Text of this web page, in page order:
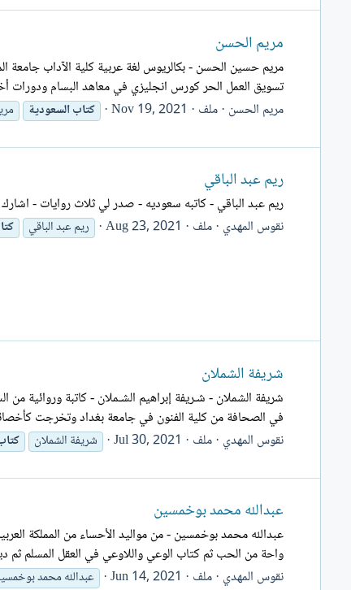
مريم الحسن
مريم حسين الحسن - بكالريوس لغة عربية كلية الآداب جامعة
تسويق العمل الحر كورس انجليزي في معاهد البسام ودورات
مريم الحسن ملف Nov 19, 2021 كتابالسعودية
ريم عبد الباقي
ريم عبد الباقي - كاتبه سعوديه - صدر لي ثلاث روايات -
نقوس المهدي ملف Aug 23, 2021 ريم عبد الباقي
شريفة الشملان
شريفة الشملان - شـريفة إبراهيم الشـملان - كاتبة
في الصحافة من كلية الفنون في جامعة بغداد وتخرجت
نقوس المهدي ملف Jul 30, 2021 شريفة الشملان
عبدالله محمد بوخمسين
واحة من الحب ثم كتاب الوعي واللاوعي في العقل المسلم ثم
نقوس المهدي ملف Jun 14, 2021 عبدالله محمد